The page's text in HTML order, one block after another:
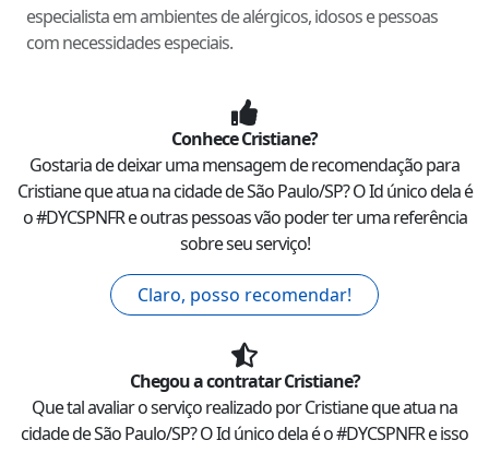
especialista em ambientes de alérgicos, idosos e pessoas
com necessidades especiais.
ConheceCristiane?
Gostaria de deixar uma mensagem de recomendação para
Cristianeque atua na cidade deSão Paulo/SP? O Id único dela é
o #DYCSPNFRe outras pessoas vão poder ter uma referência
sobre seu serviço!
Claro, posso recomendar!
Chegou a contratarCristiane?
Que tal avaliar o serviço realizado porCristianeque atua na
cidade deSão Paulo/SP? O Id único dela é o #DYCSPNFRe isso